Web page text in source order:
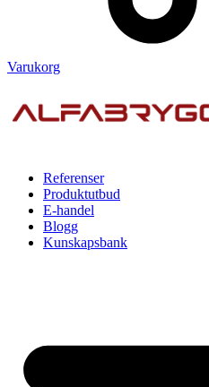
Varukorg
Referenser
Produktutbud
E-handel
Blogg
Kunskapsbank